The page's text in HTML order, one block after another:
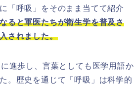
「呼吸」をそのまま当てて紹介
ると軍医たちが衛生学を普及さ
されました。
進歩し、言葉としても医学用語か
。歴史を通じて「呼吸」は科学的